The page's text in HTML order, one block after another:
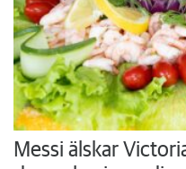
Messi älskar